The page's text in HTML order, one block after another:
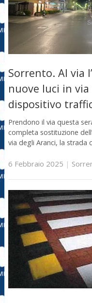
Sorrento. Al via
nuove luci in
dispositivo
Prendono il via questa
completa sostituzione
via degli Aranci, la strada
6 Febbraio 2025 |